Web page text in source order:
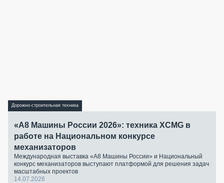
Дорожно-строительная техника
«А8 Машины России 2026»: техника XCMG в
работе на Национальном конкурсе
механизаторов
Международная выставка «А8 Машины России» и Национальный
конкурс механизаторов выступают платформой для решения задач
масштабных проектов
14.07.2026